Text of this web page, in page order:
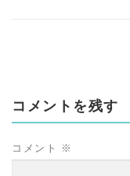
コメントを残す
コメント ※